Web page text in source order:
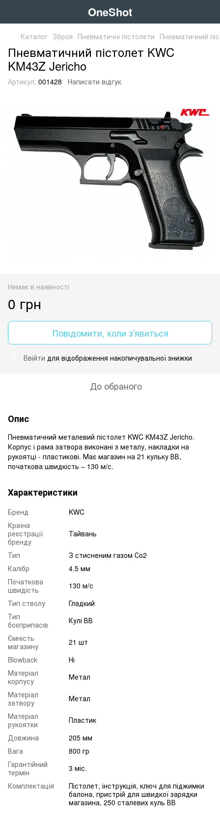
OneShot
Каталог Зброя Пневматичні пістолети Пневматичний
Пневматичний пістолет KWC
KM43Z Jericho
Артикул: 001428 Написати відгук
Немає в наявності
0 грн
Повідомити, коли з'явиться
Ввійти для відображення накопичувальної знижки
До обраного
Опис
Пневматичний металевий пістолет KWC KM43Z Jericho.
Корпус і рама затвора виконані з металу, накладки на
рукоятці - пластикові. Має магазин на 21 кульку ВВ,
початкова швидкість – 130 м/с.
Характеристики
Бренд
KWC
Країна
реєстрації
бренду
Тайвань
Тип
З стисненим газом Со2
Калібр
4.5 мм
Початкова
швидість
130 м/с
Тип стволу
Гладкий
Тип
боєприпасів
Кулі ВВ
Ємність
магазину
21 шт
Blowback
Ні
Матеріал
корпусу
Метал
Матеріал
затвору
Метал
Матеріал
рукоятки
Пластик
Довжина
205 мм
Вага
800 гр
Гарантійний
термін
3 міс.
Комплектація
Пістолет, інструкція, ключ для піджимки
балона, пристрій для швидкої зарядки
магазина, 250 сталевих куль ВВ